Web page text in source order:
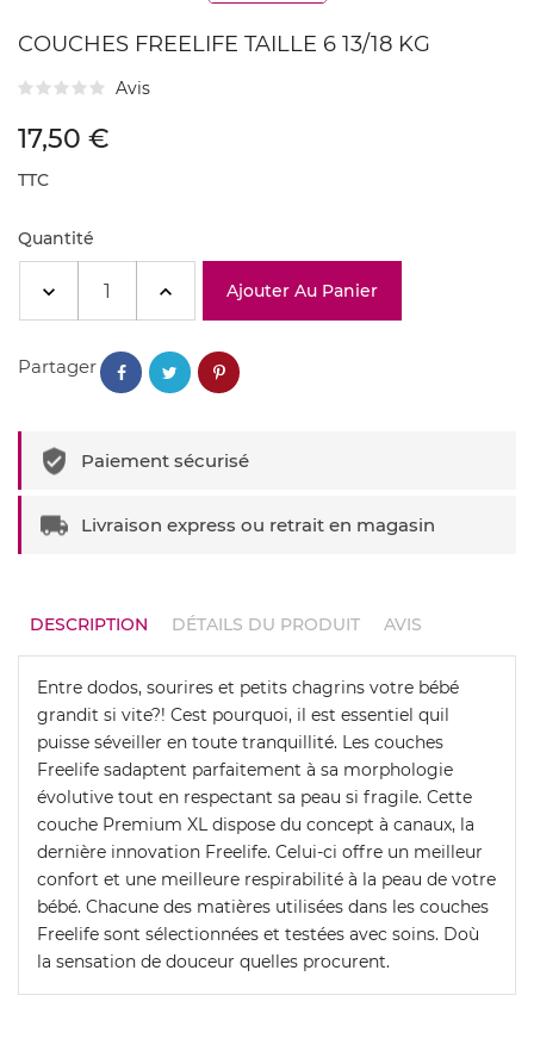
COUCHES FREELIFE TAILLE 6 13/18 KG
Avis
17,50 €
TTC
Quantité
Ajouter Au Panier
Partager
Paiement sécurisé
Livraison express ou retrait en magasin
DESCRIPTION DÉTAILS DU PRODUIT AVIS
Entre dodos, sourires et petits chagrins votre bébé
grandit si vite?! Cest pourquoi, il est essentiel quil
puisse séveiller en toute tranquillité. Les couches
Freelife sadaptent parfaitement à sa morphologie
évolutive tout en respectant sa peau si fragile. Cette
couche Premium XL dispose du concept à canaux, la
dernière innovation Freelife. Celui-ci offre un meilleur
confort et une meilleure respirabilité à la peau de votre
bébé. Chacune des matières utilisées dans les couches
Freelife sont sélectionnées et testées avec soins. Doù
la sensation de douceur quelles procurent.